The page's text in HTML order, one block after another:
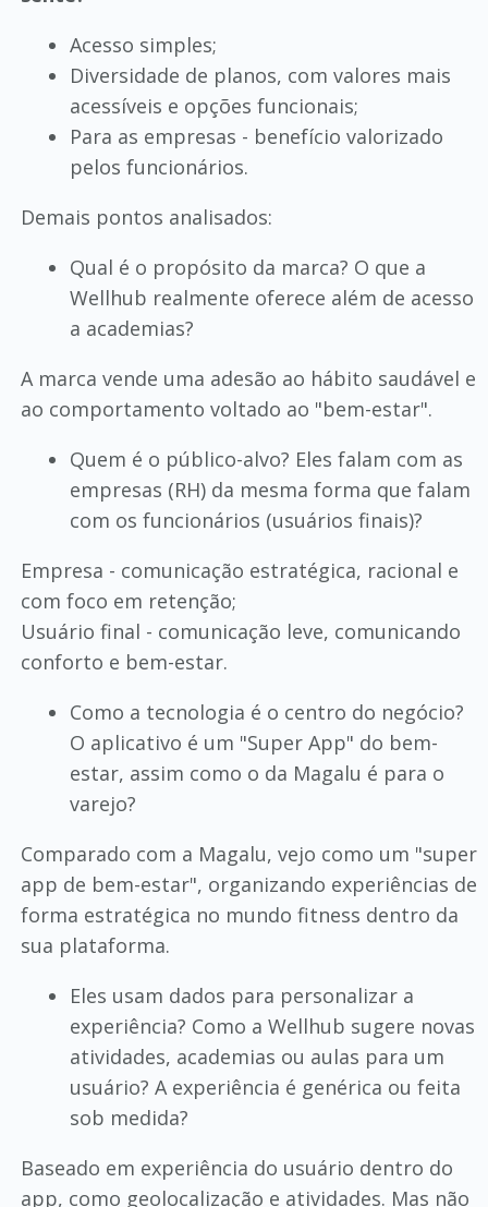
Acesso simples;
Diversidade de planos, com valores mais
acessíveis e opções funcionais;
Para as empresas - benefício valorizado
pelos funcionários.
Demais pontos analisados:
Qual é o propósito da marca? O que a
Wellhub realmente oferece além de acesso
a academias?
A marca vende uma adesão ao hábito saudável e
ao comportamento voltado ao "bem-estar".
Quem é o público-alvo? Eles falam com as
empresas (RH) da mesma forma que falam
com os funcionários (usuários finais)?
Empresa - comunicação estratégica, racional e
com foco em retenção;
Usuário final - comunicação leve, comunicando
conforto e bem-estar.
Como a tecnologia é o centro do negócio?
O aplicativo é um "Super App" do bem-
estar, assim como o da Magalu é para o
varejo?
Comparado com a Magalu, vejo como um "super
app de bem-estar", organizando experiências de
forma estratégica no mundo fitness dentro da
sua plataforma.
Eles usam dados para personalizar a
experiência? Como a Wellhub sugere novas
atividades, academias ou aulas para um
usuário? A experiência é genérica ou feita
sob medida?
Baseado em experiência do usuário dentro do
app, como geolocalização e atividades. Mas não